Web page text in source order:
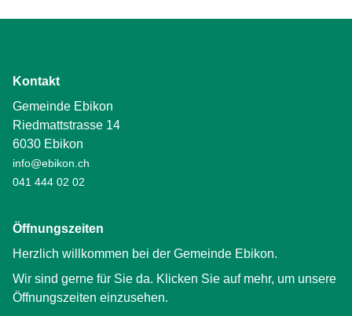
Kontakt
Gemeinde Ebikon
Riedmattstrasse 14
6030 Ebikon
info@ebikon.ch
041 444 02 02
Öffnungszeiten
Herzlich willkommen bei der Gemeinde Ebikon.
Wir sind gerne für Sie da. Klicken Sie auf mehr, um unsere
Öffnungszeiten einzusehen.